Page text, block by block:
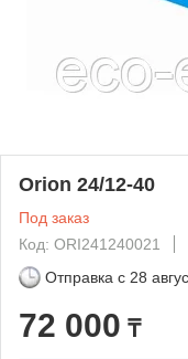
Orion 24/12-40
Под заказ
Код: ORI241240021
Отправка с 28
72 000 ₸